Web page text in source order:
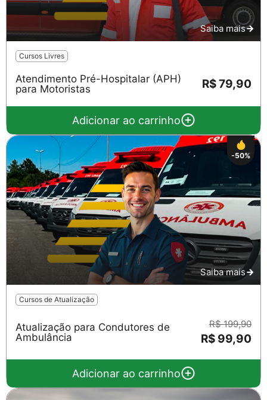
Salvar
Saiba mais
Cursos Livres
Atendimento Pré-Hospitalar (APH)
para Motoristas
R$ 79,90
Adicionar ao carrinho
-50%
Saiba mais
Cursos de Atualização
Atualização para Condutores de
Ambulância
R$ 199,90
R$ 99,90
Adicionar ao carrinho